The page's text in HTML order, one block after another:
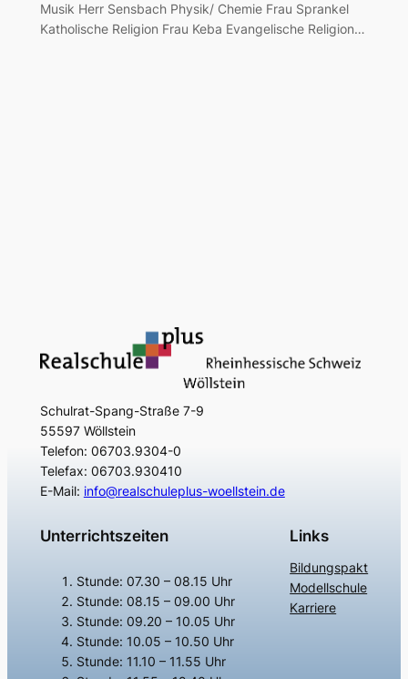
Musik Herr Sensbach Physik/ Chemie Frau Sprankel
Katholische Religion Frau Keba Evangelische Religion…
Schulrat-Spang-Straße 7-9
55597 Wöllstein
Telefon: 06703.9304-0
Telefax: 06703.930410
E-Mail: info@realschuleplus-woellstein.de
Unterrichtszeiten
Stunde: 07.30 – 08.15 Uhr
Stunde: 08.15 – 09.00 Uhr
Stunde: 09.20 – 10.05 Uhr
Stunde: 10.05 – 10.50 Uhr
Stunde: 11.10 – 11.55 Uhr
Links
Bildungspakt
Modellschule
Karriere